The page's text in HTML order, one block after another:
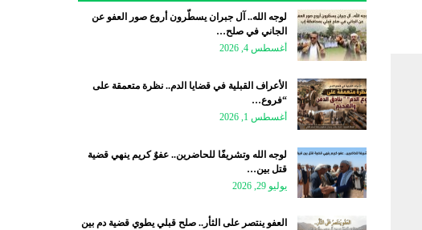
لوجه الله.. آل جبران يسطّرون أروع صور العفو عن
الجاني في صلح…
أغسطس 4, 2026
الأعراف القبلية في قضايا الدم.. نظرة متعمقة على
“فروع…
أغسطس 1, 2026
لوجه الله وتشريفًا للحاضرين.. عفوٌ كريم ينهي قضية
قتل بين…
يوليو 29, 2026
العفو ينتصر على الثأر.. صلح قبلي يطوي قضية دم بين